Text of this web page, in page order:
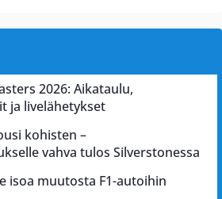
2026: Aikataulu,
ja livelähetykset
kohisten –
vahva tulos Silverstonessa
isoa muutosta F1-autoihin